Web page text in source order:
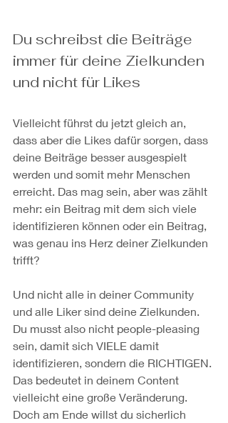
Du schreibst die Beiträge
immer für deine Zielkunden
und nicht für Likes
Vielleicht führst du jetzt gleich an,
dass aber die Likes dafür sorgen, dass
deine Beiträge besser ausgespielt
werden und somit mehr Menschen
erreicht. Das mag sein, aber was zählt
mehr: ein Beitrag mit dem sich viele
identifizieren können oder ein Beitrag,
was genau ins Herz deiner Zielkunden
trifft?
Und nicht alle in deiner Community
und alle Liker sind deine Zielkunden.
Du musst also nicht people-pleasing
sein, damit sich VIELE damit
identifizieren, sondern die RICHTIGEN.
Das bedeutet in deinem Content
vielleicht eine große Veränderung.
Doch am Ende willst du sicherlich